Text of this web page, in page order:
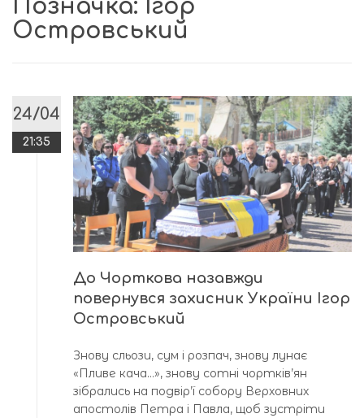
Позначка: Ігор
Островський
24/04
21:35
До Чорткова назавжди
повернувся захисник України Ігор
Островський
Знову сльози, сум і розпач, знову лунає
«Пливе кача…», знову сотні чортків’ян
зібрались на подвір’ї собору Верховних
апостолів Петра і Павла, щоб зустріти